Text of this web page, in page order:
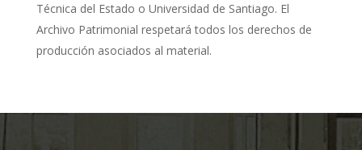
Técnica del Estado o Universidad de Santiago. El
Archivo Patrimonial respetará todos los derechos de
producción asociados al material.